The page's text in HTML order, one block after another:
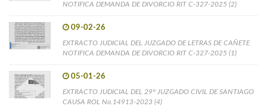
NOTIFICA DEMANDA DE DIVORCIO RIT C-327-2025 (2)
09-02-26
EXTRACTO JUDICIAL DEL JUZGADO DE LETRAS DE CAÑETE
NOTIFICA DEMANDA DE DIVORCIO RIT C-327-2025 (1)
05-01-26
EXTRACTO JUDICIAL DEL 29° JUZGADO CIVIL DE SANTIAGO
CAUSA ROL No.14913-2023 (4)